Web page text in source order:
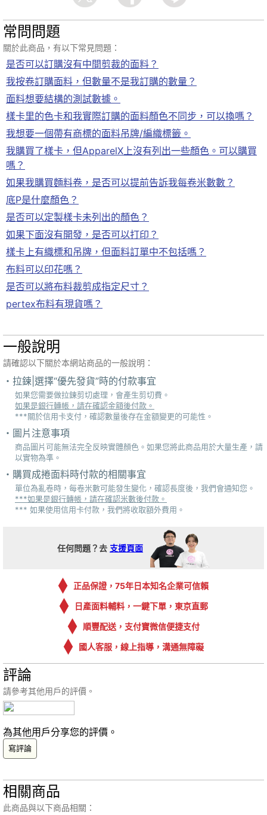
常問問題
關於此商品，有以下常見問題：
是否可以訂購沒有中間剪裁的面料？
我按卷訂購面料，但數量不是我訂購的數量？
面料想要結構的測試數據。
樣卡里的色卡和我實際訂購的面料顏色不同步，可以換嗎？
我想要一個帶有商標的面料吊牌/編織標籤。
我購買了樣卡，但ApparelX上沒有列出一些顏色。可以購買
嗎？
如果我購買麵料卷，是否可以提前告訴我每卷米數數？
底P是什麼顏色？
是否可以定製樣卡未列出的顏色？
如果下面沒有開發，是否可以打印？
樣卡上有織標和吊牌，但面料訂單中不包括嗎？
布料可以印花嗎？
是否可以將布料裁剪成指定尺寸？
pertex布料有現貨嗎？
一般說明
請確認以下關於本網站商品的一般說明：
拉鍊|選擇“優先發貨”時的付款事宜
如果您需要做拉鍊剪切處理，會產生剪切費。
如果是銀行轉帳，請在確認金額後付款。
***關於信用卡支付，確認數量後存在金額變更的可能性。
圖片注意事項
商品圖片可能無法完全反映實體顏色。如果您將此商品用於大量生產，請
以實物為準。
購買成捲面料時付款的相關事宜
單位為亂卷時，每卷米數可能發生變化，確認長度後，我們會通知您。
***如果是銀行轉帳，請在確認米數後付款。
*** 如果使用信用卡付款，我們將收取額外費用。
任何問題？去 支援頁面
正品保證，75年日本知名企業可信賴
日產面料輔料，一鍵下單，東京直郵
順豐配送，支付寶微信便捷支付
國人客服，線上指導，溝通無障礙
評論
請參考其他用戶的評價。
為其他用戶分享您的評價。
寫評論
相關商品
此商品與以下商品相關：